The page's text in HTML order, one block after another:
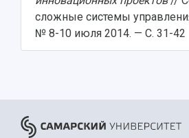
сложные системы
№ 8-10 июля 2014. — С. 31-42